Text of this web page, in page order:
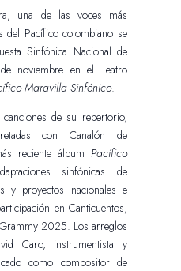
una de las voces más
del Pacífico colombiano se
Sinfónica Nacional de
noviembre en el Teatro
Maravilla Sinfónico.
de su repertorio,
con Canalón de
reciente álbum Pacífico
sinfónicas de
y proyectos nacionales e
en Canticuentos,
2025. Los arreglos
Caro, instrumentista y
como compositor de